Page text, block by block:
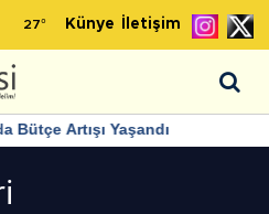
27° Künye İletişim
Artışı Yaşandı